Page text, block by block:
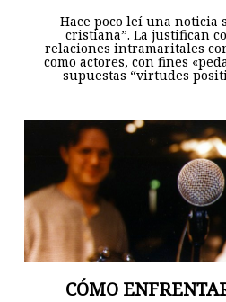
Hace poco leí una noticia
cristiana”. La justifican
relaciones intramaritales
como actores, con fines
supuestas “virtudes
CÓMO